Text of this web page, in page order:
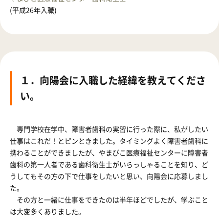
(平成26年入職)
１．向陽会に入職した経緯を教えてくださ
い。
専門学校在学中、障害者歯科の実習に行った際に、私がしたい
仕事はこれだ！とピンときました。タイミングよく障害者歯科に
携わることができましたが、やまびこ医療福祉センターに障害者
歯科の第一人者である歯科衛生士がいらっしゃることを知り、ど
うしてもその方の下で仕事をしたいと思い、向陽会に応募しまし
た。
その方と一緒に仕事をできたのは半年ほどでしたが、学ぶこと
は大変多くありました。